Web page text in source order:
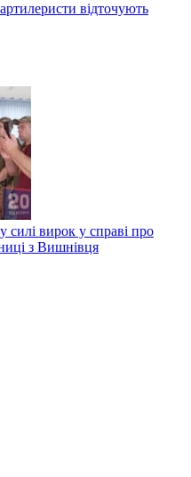
відточують
вирок у справі про
з Вишнівця